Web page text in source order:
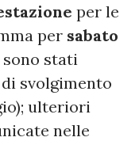
per le
per sabato
stati
svolgimento
ulteriori
nelle